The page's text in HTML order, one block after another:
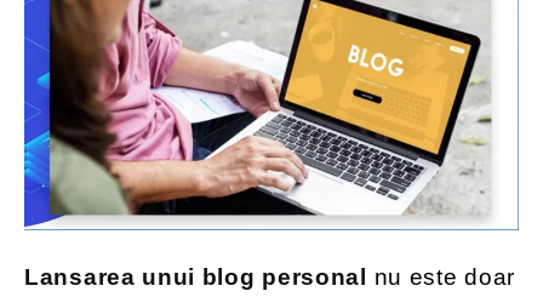
Lansarea unui blog personal
nu este doar